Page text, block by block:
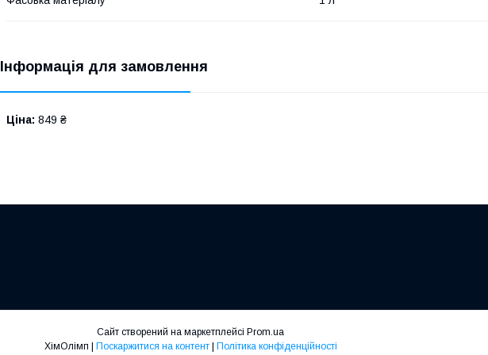
Інформація для замовлення
Ціна: 849 ₴
Сайт створений на маркетплейсі Prom.ua
ХімОлімп | Поскаржитися на контент | Політика конфіденційності